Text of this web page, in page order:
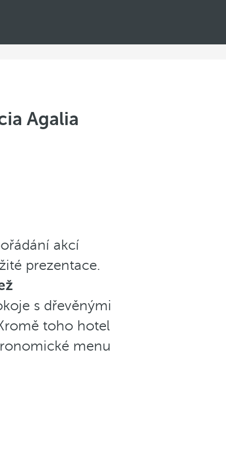
Agalia
akcí
prezentace.
s dřevěnými
toho hotel
menu